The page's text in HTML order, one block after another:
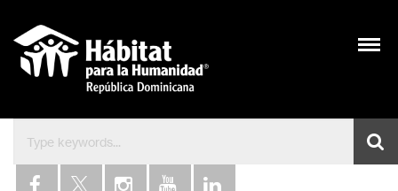
Bienvenidos a Hábitat